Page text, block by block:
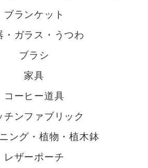
ブランケット
・ガラス・うつわ
ブラシ
家具
コーヒー道具
チンファブリック
ング・植物・植木鉢
レザーポーチ